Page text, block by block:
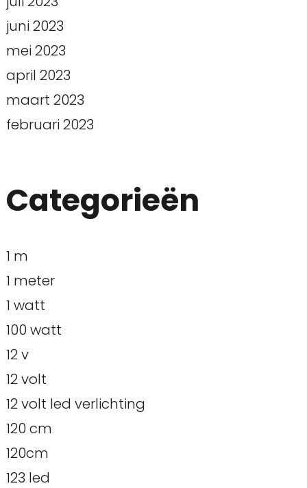
juni 2023
mei 2023
april 2023
maart 2023
februari 2023
Categorieën
1 m
1 meter
1 watt
100 watt
12 v
12 volt
12 volt led verlichting
120 cm
120cm
123 led